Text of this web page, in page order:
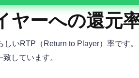
ヤーへの還元
いRTP（Return to Player）率です
しています。